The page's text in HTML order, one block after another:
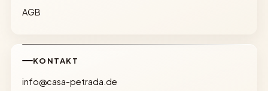
AGB
KONTAKT
info@casa-petrada.de